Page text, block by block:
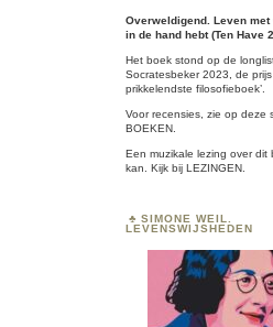
Overweldigend. Leven met
in de hand hebt (Ten Have
Het boek stond op de
Socratesbeker2023, de prijs
prikkelendste filosofieboek’.
Voor recensies, zie op deze
BOEKEN.
Een muzikale lezing over dit
kan. Kijk bijLEZINGEN.
SIMONE WEIL.
LEVENSWIJSHEDEN